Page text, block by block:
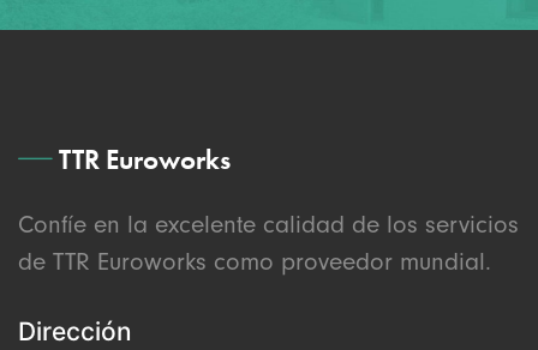
TTR Euroworks
Confíe en la excelente calidad de los servicios
de TTR Euroworks como proveedor mundial.
Dirección